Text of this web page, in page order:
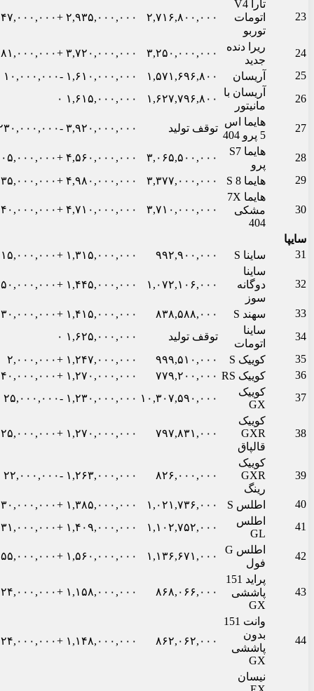
23
تارا V4
اتومات
توربو
۲,۷۱۶,۸۰۰,۰۰۰ ۲,۹۳۵,۰۰۰,۰۰۰ +۴۷,۰۰۰,۰۰۰
24
ریرا دنده
جدید
۳,۲۵۰,۰۰۰,۰۰۰ ۳,۷۲۰,۰۰۰,۰۰۰ +۸۱,۰۰۰,۰۰۰
25
آریسان ۱,۵۷۱,۶۹۶,۸۰۰ ۱,۶۱۰,۰۰۰,۰۰۰ -۱۰,۰۰۰,۰۰۰
26
آریسان با
مانیتور
۱,۶۲۷,۷۹۶,۸۰۰ ۱,۶۱۵,۰۰۰,۰۰۰ ۰
27
هایما اس
5 پرو 404
توقف تولید ۳,۹۲۰,۰۰۰,۰۰۰ -۲۳۰,۰۰۰,۰۰۰
28
هایما S7
پرو
۳,۰۶۵,۵۰۰,۰۰۰ ۴,۵۶۰,۰۰۰,۰۰۰ +۱۰۵,۰۰۰,۰۰۰
29
هایما S 8 ۳,۳۷۷,۰۰۰,۰۰۰ ۴,۹۸۰,۰۰۰,۰۰۰ +۳۵,۰۰۰,۰۰۰
30
هایما 7X
مشکی
404
۳,۷۱۰,۰۰۰,۰۰۰ ۴,۷۱۰,۰۰۰,۰۰۰ +۱۴۰,۰۰۰,۰۰۰
سایپا
31
ساینا S ۹۹۲,۹۰۰,۰۰۰ ۱,۳۱۵,۰۰۰,۰۰۰ +۱۵,۰۰۰,۰۰۰
32
ساینا
دوگانه
سوز
۱,۰۷۲,۱۰۶,۰۰۰ ۱,۴۴۵,۰۰۰,۰۰۰ +۵۰,۰۰۰,۰۰۰
33 سهند S ۸۳۸,۵۸۸,۰۰۰ ۱,۴۱۵,۰۰۰,۰۰۰ +۳۰,۰۰۰,۰۰۰
34
ساینا
اتومات
توقف تولید ۱,۶۲۵,۰۰۰,۰۰۰ ۰
35
کوییک S ۹۹۹,۵۱۰,۰۰۰ ۱,۲۴۷,۰۰۰,۰۰۰ +۲,۰۰۰,۰۰۰
36
کوییک RS ۷۷۹,۲۰۰,۰۰۰ ۱,۲۷۰,۰۰۰,۰۰۰ +۴۰,۰۰۰,۰۰۰
37
کوییک
GX
۱۰,۳۰۷,۵۹۰,۰۰۰ ۱,۲۳۰,۰۰۰,۰۰۰ -۲۵,۰۰۰,۰۰۰
38
کوییک
GXR
قالپاق
۷۹۷,۸۳۱,۰۰۰ ۱,۲۷۰,۰۰۰,۰۰۰ +۲۵,۰۰۰,۰۰۰
39
کوییک
GXR
رینگ
۸۲۶,۰۰۰,۰۰۰ ۱,۲۶۳,۰۰۰,۰۰۰ -۲۲,۰۰۰,۰۰۰
40 اطلس S ۱,۰۲۱,۷۳۶,۰۰۰ ۱,۳۸۵,۰۰۰,۰۰۰ +۳۰,۰۰۰,۰۰۰
41
اطلس
GL
۱,۱۰۲,۷۵۲,۰۰۰ ۱,۴۰۹,۰۰۰,۰۰۰ +۳۱,۰۰۰,۰۰۰
42
اطلس G
فول
۱,۱۳۶,۶۷۱,۰۰۰ ۱,۵۶۰,۰۰۰,۰۰۰ +۵۵,۰۰۰,۰۰۰
43
پراید 151
پاششی
GX
۸۶۸,۰۶۶,۰۰۰ ۱,۱۵۸,۰۰۰,۰۰۰ +۲۴,۰۰۰,۰۰۰
44
وانت 151
بدون
پاششی
GX
۸۶۲,۰۶۲,۰۰۰ ۱,۱۴۸,۰۰۰,۰۰۰ +۲۴,۰۰۰,۰۰۰
نیسان